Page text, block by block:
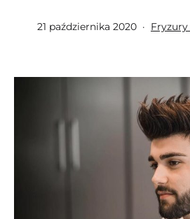
Opublikowano
21 października 2020